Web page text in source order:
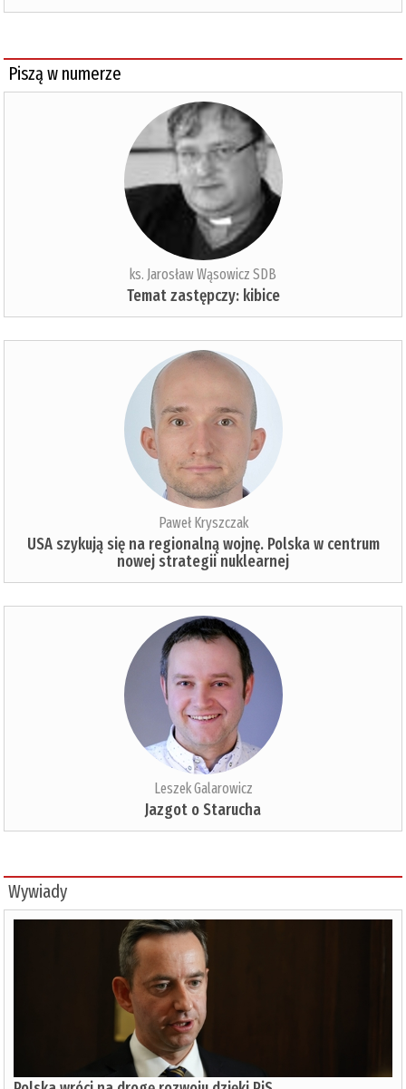
Piszą w numerze
ks. Jarosław Wąsowicz SDB
Temat zastępczy: kibice
Paweł Kryszczak
USA szykują się na regionalną wojnę. Polska w centrum
nowej strategii nuklearnej
Leszek Galarowicz
Jazgot o Starucha
Wywiady